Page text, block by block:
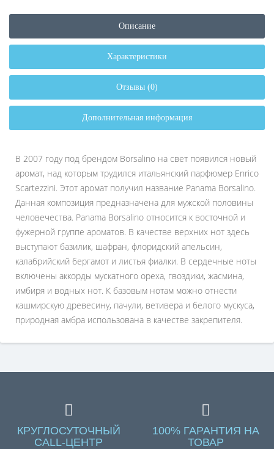
Описание
Характеристики
Отзывы (0)
Дополнительная информация
В 2007 году под брендом Borsalino на свет появился новый
аромат, над которым трудился итальянский парфюмер Enrico
Scartezzini. Этот аромат получил название Panama Borsalino.
Данная композиция предназначена для мужской половины
человечества. Panama Borsalino относится к восточной и
фужерной группе ароматов. В качестве верхних нот здесь
выступают базилик, шафран, флоридский апельсин,
калабрийский бергамот и листья фиалки. В сердечные ноты
включены аккорды мускатного ореха, гвоздики, жасмина,
имбиря и водных нот. К базовым нотам можно отнести
кашмирскую древесину, пачули, ветивера и белого мускуса,
природная амбра использована в качестве закрепителя.
КРУГЛОСУТОЧНЫЙ
CALL-ЦЕНТР
100% ГАРАНТИЯ НА
ТОВАР